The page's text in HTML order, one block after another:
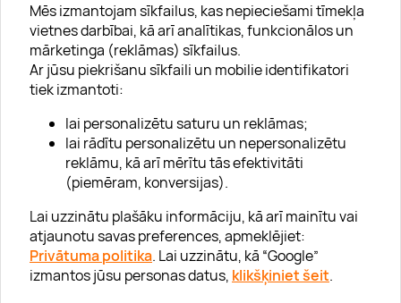
Mēs izmantojam sīkfailus, kas nepieciešami tīmekļa
vietnes darbībai, kā arī analītikas, funkcionālos un
mārketinga (reklāmas) sīkfailus.
Ar jūsu piekrišanu sīkfaili un mobilie identifikatori
tiek izmantoti:
lai personalizētu saturu un reklāmas;
lai rādītu personalizētu un nepersonalizētu
reklāmu, kā arī mērītu tās efektivitāti
(piemēram, konversijas).
Lai uzzinātu plašāku informāciju, kā arī mainītu vai
atjaunotu savas preferences, apmeklējiet:
Privātuma politika. Lai uzzinātu, kā “Google”
izmantos jūsu personas datus, klikšķiniet šeit.
Par "Lieliska dāvana"
Uzņēmumiem
Palīdzība